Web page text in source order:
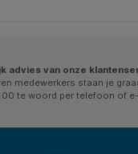
advies van onze
medewerkers staan je
te woord per telefoon of